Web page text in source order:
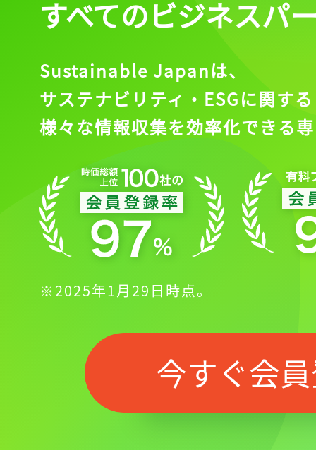
すべてのビジネスパ
Sustainable Japanは、
サステナビリティ・ESGに関する
様々な情報収集を効率化できる
※2025年1月29日時点。
今すぐ会